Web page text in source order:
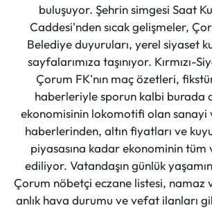
buluşuyor. Şehrin simgesi Saat
Caddesi'nden sıcak gelişmeler,
Belediye duyuruları, yerel siyaset
sayfalarımıza taşınıyor. Kırmızı-
Çorum FK'nın maç özetleri,
haberleriyle sporun kalbi burada
ekonomisinin lokomotifi olan sanayi
haberlerinden, altın fiyatları ve
piyasasına kadar ekonominin tüm
ediliyor. Vatandaşın günlük
Çorum nöbetçi eczane listesi, namaz
anlık hava durumu ve vefat ilanları